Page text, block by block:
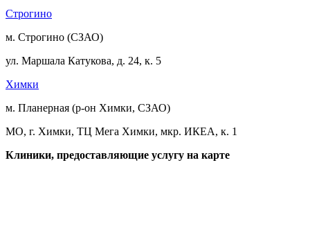
Строгино
м. Строгино (СЗАО)
ул. Маршала Катукова, д. 24, к. 5
Химки
м. Планерная (р-он Химки, СЗАО)
МО, г. Химки, ТЦ Мега Химки, мкр. ИКЕА, к. 1
Клиники, предоставляющие услугу на карте